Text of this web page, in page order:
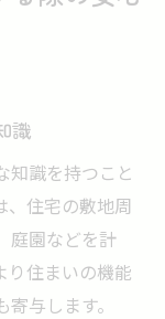
方
たいポイン
る手順と流
ておくべき
め方とは
べき内容と
識
知識を持つこと
、住宅の敷地周
庭園などを計
り住まいの機能
与します。